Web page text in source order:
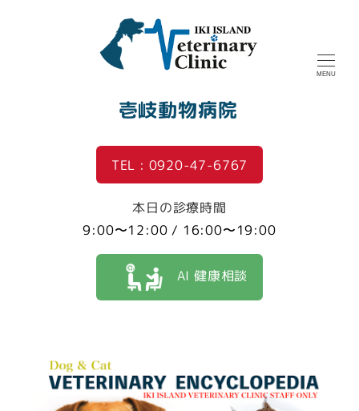
壱岐動物病院
MENU
TEL : 0920-47-6767
本日の診療時間
9:00〜12:00 / 16:00〜19:00
AI 健康相談